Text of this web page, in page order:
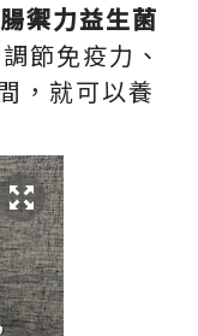
禦力益生菌
節免疫力、
，就可以養